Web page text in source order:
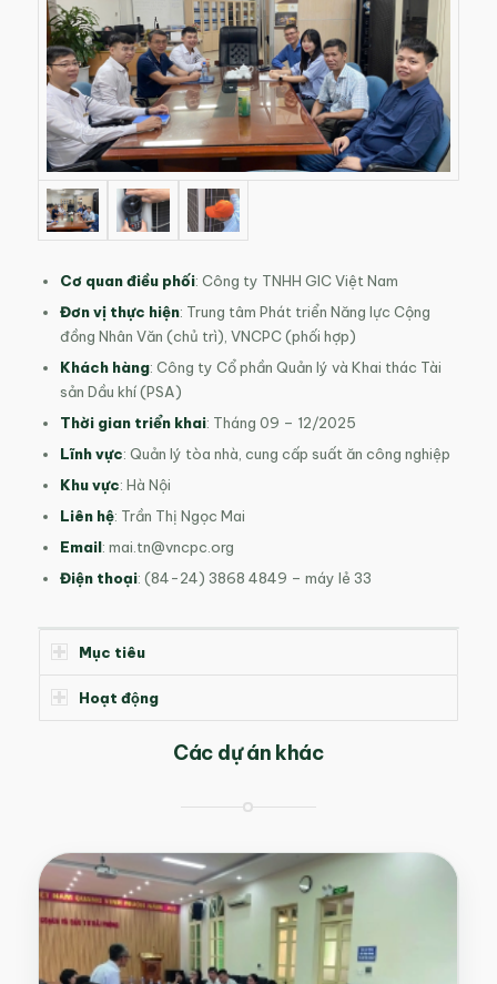
Cơ quan điều phối: Công ty TNHH GIC Việt Nam
Đơn vị thực hiện: Trung tâm Phát triển Năng lực Cộng
đồng Nhân Văn (chủ trì), VNCPC (phối hợp)
Khách hàng: Công ty Cổ phần Quản lý và Khai thác Tài
sản Dầu khí (PSA)
Thời gian triển khai: Tháng 09 – 12/2025
Lĩnh vực: Quản lý tòa nhà, cung cấp suất ăn công nghiệp
Khu vực: Hà Nội
Liên hệ: Trần Thị Ngọc Mai
Email: mai.tn@vncpc.org
Điện thoại: (84-24) 3868 4849 – máy lẻ 33
Mục tiêu
Hoạt động
Các dự án khác